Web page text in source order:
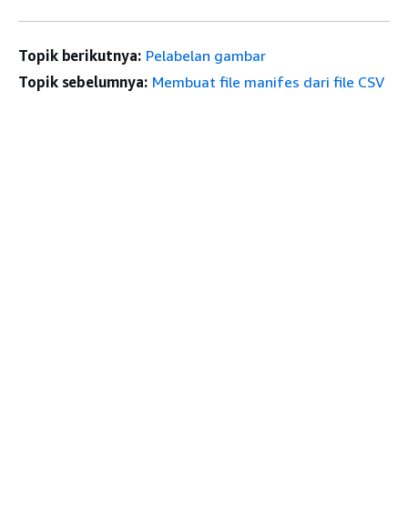
Topik berikutnya: Pelabelan gambar
Topik sebelumnya: Membuat file manifes dari file CSV